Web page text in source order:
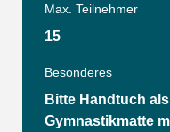
Max. Teilnehmer
15
Besonderes
Bitte Handtuch
Gymnastikmatte